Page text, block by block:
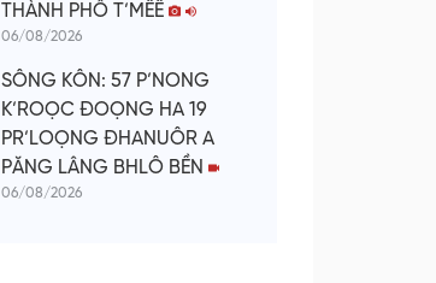
THÀNH PHỐ T’MÊÊ
06/08/2026
SÔNG KÔN: 57 P’NONG
K’ROỌC ĐOỌNG HA 19
PR’LOỌNG ĐHANUÔR A
PĂNG LÂNG BHLÔ BỀN
06/08/2026